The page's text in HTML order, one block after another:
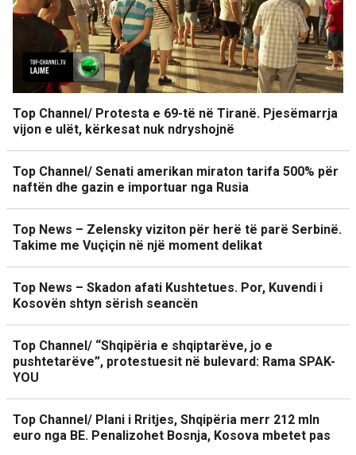
Top Channel/ Protesta e 69-të në Tiranë. Pjesëmarrja
vijon e ulët, kërkesat nuk ndryshojnë
Top Channel/ Senati amerikan miraton tarifa 500% për
naftën dhe gazin e importuar nga Rusia
Top News – Zelensky viziton për herë të parë Serbinë.
Takime me Vuçiçin në një moment delikat
Top News – Skadon afati Kushtetues. Por, Kuvendi i
Kosovën shtyn sërish seancën
Top Channel/ “Shqipëria e shqiptarëve, jo e
pushtetarëve”, protestuesit në bulevard: Rama SPAK-
YOU
Top Channel/ Plani i Rritjes, Shqipëria merr 212 mln
euro nga BE. Penalizohet Bosnja, Kosova mbetet pas